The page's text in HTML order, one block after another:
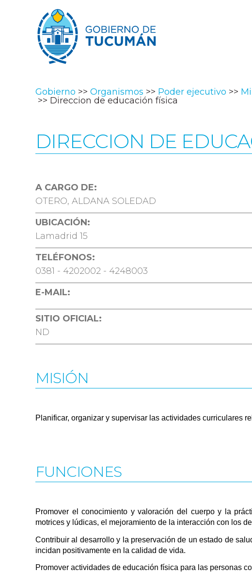
Gobierno Organismos Poder ejecutivo
Direccion de educación física
DIRECCION DE
A CARGO DE:
OTERO, ALDANA SOLEDAD
UBICACIÓN:
Lamadrid 15
TELÉFONOS:
0381 - 4202002 - 4248003
E-MAIL:
SITIO OFICIAL:
ND
MISIÓN
Planificar, organizar y supervisar las actividades curriculares
FUNCIONES
Promover el conocimiento y valoración del cuerpo y la
motrices y lúdicas, el mejoramiento de la interacción con los
Contribuir al desarrollo y la preservación de un estado de
incidan positivamente en la calidad de vida.
Promover actividades de educación física para las personas